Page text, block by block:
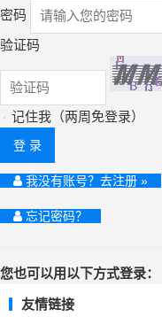
密码
验证码
记住我（两周免登录）
登 录
我没有账号？去注册 »
忘记密码？
您也可以用以下方式登录：
友情链接